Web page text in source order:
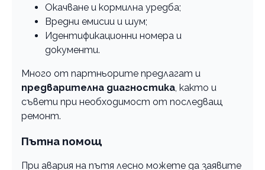
Окачване и кормилна уредба;
Вредни емисии и шум;
Идентификационни номера и
документи.
Много от партньорите предлагат и
предварителна диагностика, както и
съвети при необходимост от последващ
ремонт.
Пътна помощ
При авария на пътя лесно можете да заявите